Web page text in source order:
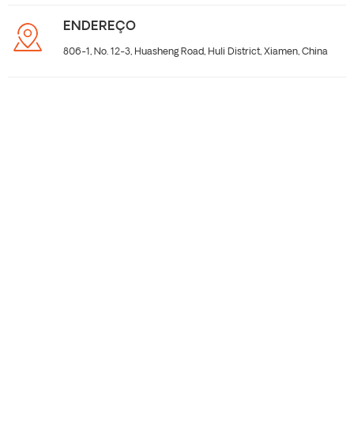
ENDEREÇO
806-1, No. 12-3, Huasheng Road, Huli District, Xiamen, China